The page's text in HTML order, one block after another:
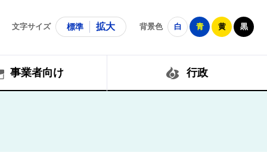
文字サイズ 標準 拡大 背景色 白 青 黄 黒
事業者向け 行政